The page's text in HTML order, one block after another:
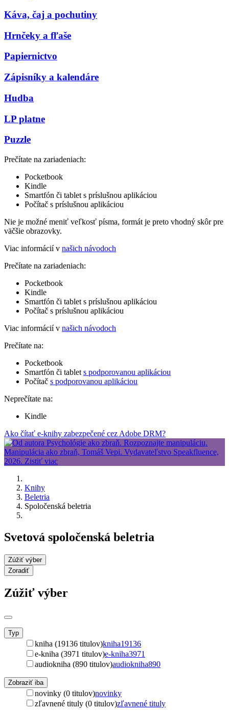
Káva, čaj a pochutiny
Hrnčeky a fľaše
Papiernictvo
Zápisníky a kalendáre
Hudba
LP platne
Puzzle
Prečítate na zariadeniach:
Pocketbook
Kindle
Smartfón či tablet s príslušnou aplikáciou
Počítač s príslušnou aplikáciou
Nie je možné meniť veľkosť písma, formát je preto vhodný skôr pre
väčšie obrazovky.
Viac informácií v našich návodoch
Prečítate na zariadeniach:
Pocketbook
Kindle
Smartfón či tablet s príslušnou aplikáciou
Počítač s príslušnou aplikáciou
Viac informácií v našich návodoch
Prečítate na:
Pocketbook
Smartfón či tablet s podporovanou aplikáciou
Počítač s podporovanou aplikáciou
Neprečítate na:
Kindle
Ako čítať e-knihy zabezpečené cez Adobe DRM?
Knihy
Beletria
Spoločenská beletria
Svetová spoločenská beletria
Zúžiť výber
Zoradiť
Zúžiť výber
Typ
kniha (19136 titulov)kniha19136
e-kniha (3971 titulov)e-kniha3971
audiokniha (890 titulov)audiokniha890
Zobraziť iba
novinky (0 titulov)novinky
zľavnené tituly (0 titulov)zľavnené tituly